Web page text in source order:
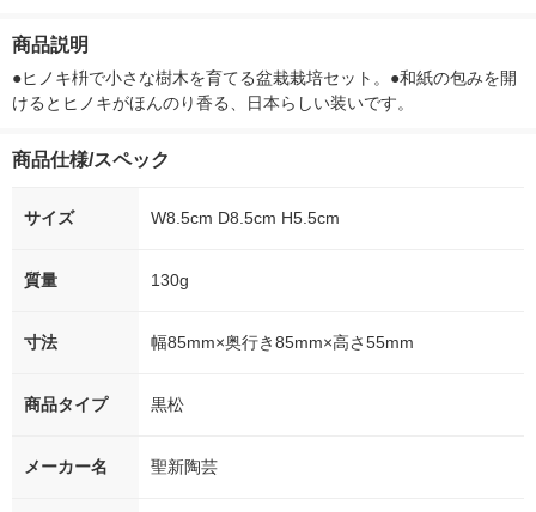
商品説明
●ヒノキ枡で小さな樹木を育てる盆栽栽培セット。●和紙の包みを開
けるとヒノキがほんのり香る、日本らしい装いです。
商品仕様/スペック
サイズ W8.5cm D8.5cm H5.5cm
質量 130g
寸法 幅85mm×奥行き85mm×高さ55mm
商品タイプ 黒松
メーカー名 聖新陶芸